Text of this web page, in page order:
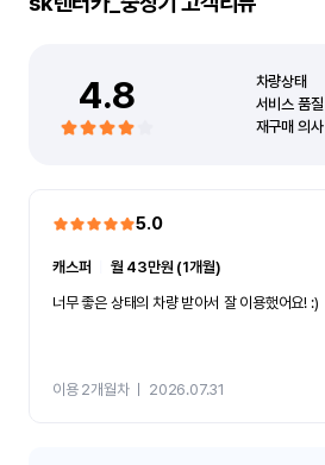
4.8 차량상태
서비스 품질
재구매 의사
5.0
캐스퍼
월 43만원 (1개월)
너무 좋은 상태의 차량 받아서 잘 이용했어요! :)
이용 2개월차ㅣ 2026.07.31